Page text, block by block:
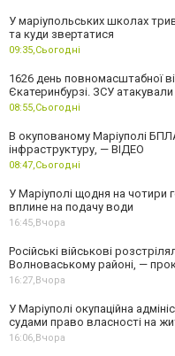
У маріупольських школах
та куди звертатися
09:35,Сьогодні
1626 день повномасштабної
Єкатеринбурзі. ЗСУ атакували
08:55,Сьогодні
В окупованому Маріуполі
інфраструктуру, — ВІДЕО
08:47,Сьогодні
У Маріуполі щодня на чотири
вплине на подачу води
16:45,Вчора
Російські військові
Волноваському районі, —
16:27,Вчора
У Маріуполі окупаційна
судами право власності на
16:06,Вчора